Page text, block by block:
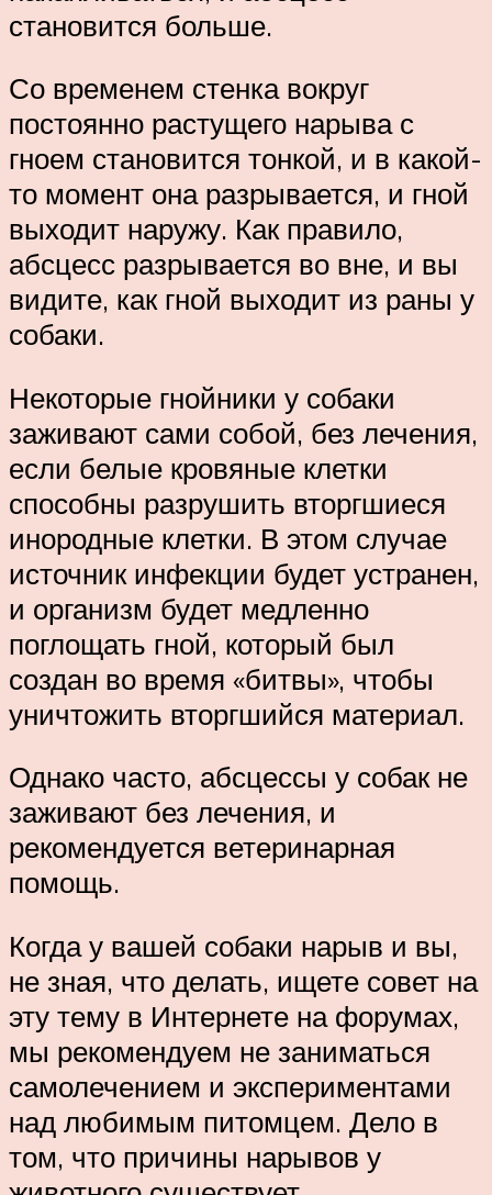
становится больше.
Со временем стенка вокруг
постоянно растущего нарыва с
гноем становится тонкой, и в какой-
то момент она разрывается, и гной
выходит наружу. Как правило,
абсцесс разрывается во вне, и вы
видите, как гной выходит из раны у
собаки.
Некоторые гнойники у собаки
заживают сами собой, без лечения,
если белые кровяные клетки
способны разрушить вторгшиеся
инородные клетки. В этом случае
источник инфекции будет устранен,
и организм будет медленно
поглощать гной, который был
создан во время «битвы», чтобы
уничтожить вторгшийся материал.
Однако часто, абсцессы у собак не
заживают без лечения, и
рекомендуется ветеринарная
помощь.
Когда у вашей собаки нарыв и вы,
не зная, что делать, ищете совет на
эту тему в Интернете на форумах,
мы рекомендуем не заниматься
самолечением и экспериментами
над любимым питомцем. Дело в
том, что причины нарывов у